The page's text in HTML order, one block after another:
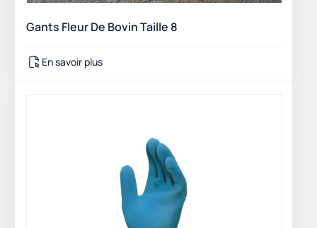
Gants Fleur De Bovin Taille 8
En savoir plus